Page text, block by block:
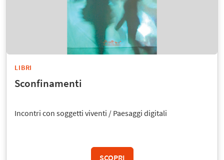
LIBRI
Sconfinamenti
Incontri con soggetti viventi / Paesaggi digitali
SCOPRI